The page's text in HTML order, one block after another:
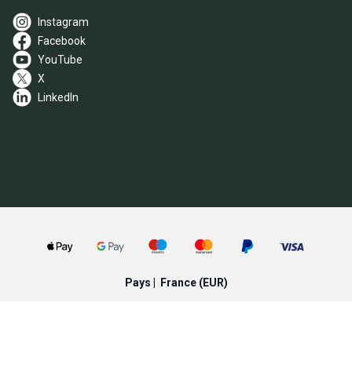
Instagram
Facebook
YouTube
X
LinkedIn
France(EUR)